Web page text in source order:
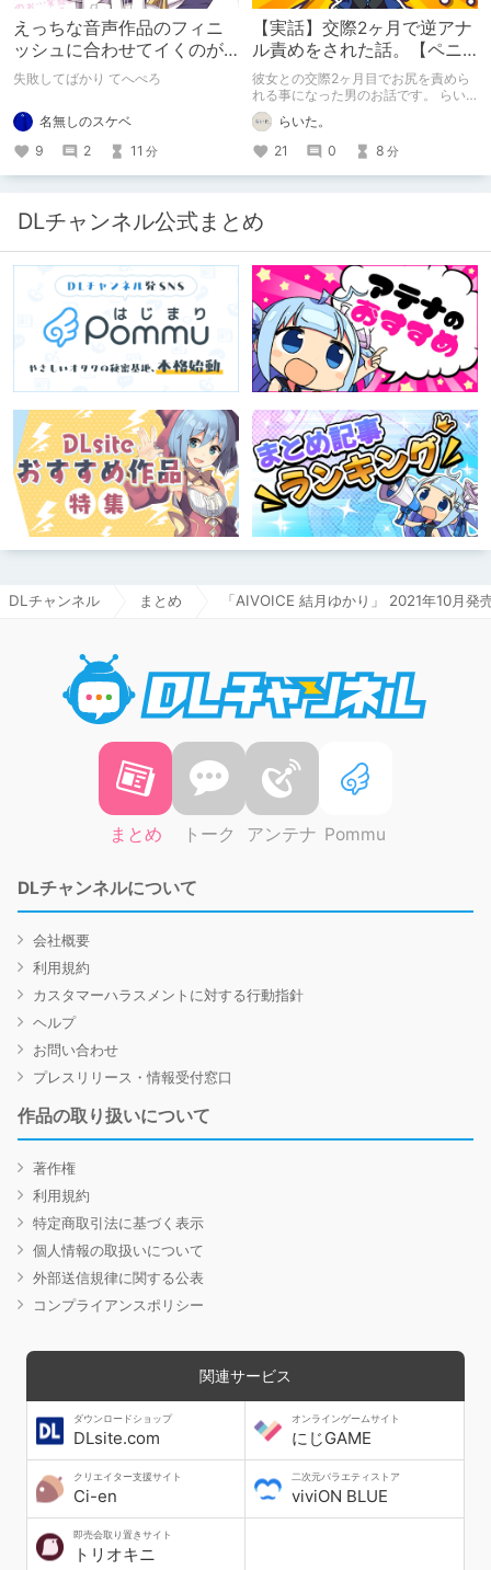
えっちな音声作品のフィニ
ッシュに合わせてイくのが
下手すぎる【失敗した話】
失敗してばかり てへぺろ
名無しのスケベ
9
2 11 分
【実話】交際2ヶ月で逆アナ
ル責めをされた話。【ペニ
バン】
彼女との交際2ヶ月目でお尻を責めら
れる事になった男のお話です。 らい
た。のエチエチ体験談#2【逆アナ
ル】 らいた。
21
0 8 分
DLチャンネル公式まとめ
DLチャンネル まとめ 「AIVOICE 結月ゆかり」 2021年10月発
まとめ トーク アンテナ Pommu
DLチャンネルについて
会社概要
利用規約
カスタマーハラスメントに対する行動指針
ヘルプ
お問い合わせ
プレスリリース・情報受付窓口
作品の取り扱いについて
著作権
利用規約
特定商取引法に基づく表示
個人情報の取扱いについて
外部送信規律に関する公表
コンプライアンスポリシー
関連サービス
ダウンロードショップ
DLsite.com
オンラインゲームサイト
にじGAME
クリエイター支援サイト
Ci-en
二次元バラエティストア
viviON BLUE
即売会取り置きサイト
トリオキニ